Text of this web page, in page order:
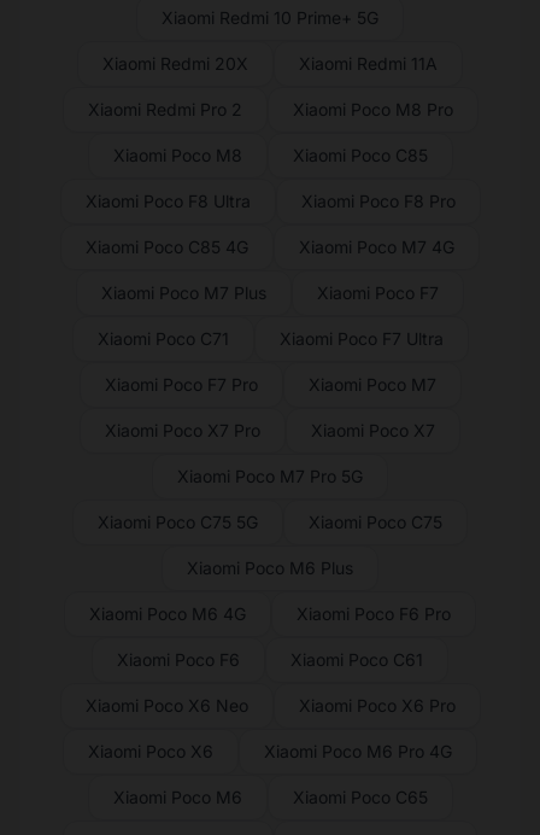
Xiaomi Redmi 10 Prime+ 5G
Xiaomi Redmi 20X Xiaomi Redmi 11A
Xiaomi Redmi Pro 2 Xiaomi Poco M8 Pro
Xiaomi Poco M8 Xiaomi Poco C85
Xiaomi Poco F8 Ultra Xiaomi Poco F8 Pro
Xiaomi Poco C85 4G Xiaomi Poco M7 4G
Xiaomi Poco M7 Plus Xiaomi Poco F7
Xiaomi Poco C71 Xiaomi Poco F7 Ultra
Xiaomi Poco F7 Pro Xiaomi Poco M7
Xiaomi Poco X7 Pro Xiaomi Poco X7
Xiaomi Poco M7 Pro 5G
Xiaomi Poco C75 5G Xiaomi Poco C75
Xiaomi Poco M6 Plus
Xiaomi Poco M6 4G Xiaomi Poco F6 Pro
Xiaomi Poco F6 Xiaomi Poco C61
Xiaomi Poco X6 Neo Xiaomi Poco X6 Pro
Xiaomi Poco X6 Xiaomi Poco M6 Pro 4G
Xiaomi Poco M6 Xiaomi Poco C65